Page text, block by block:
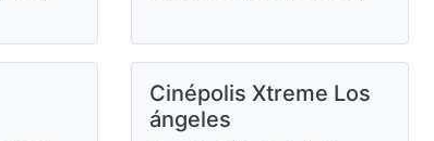
Cinépolis Xtreme Los
ángeles